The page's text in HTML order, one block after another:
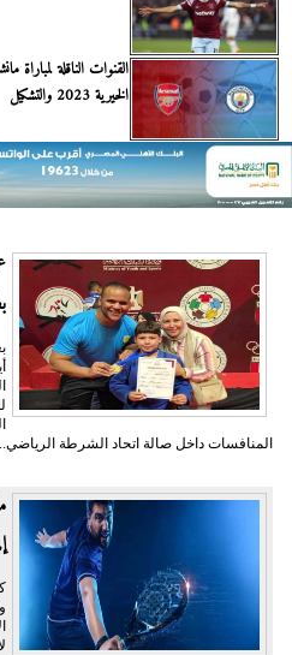
القنوات الناقلة
الخيرية 2023 والتشكيل
المنافسات داخل صالة اتحاد الشرطة